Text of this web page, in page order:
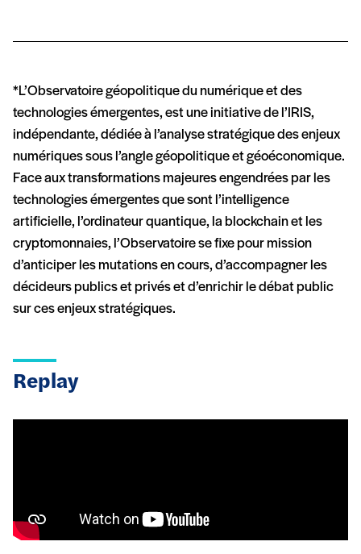
*L’Observatoire géopolitique du numérique et des
technologies émergentes, est une initiative de l’IRIS,
indépendante, dédiée à l’analyse stratégique des enjeux
numériques sous l’angle géopolitique et géoéconomique.
Face aux transformations majeures engendrées par les
technologies émergentes que sont l’intelligence
artificielle, l’ordinateur quantique, la blockchain et les
cryptomonnaies, l’Observatoire se fixe pour mission
d’anticiper les mutations en cours, d’accompagner les
décideurs publics et privés et d’enrichir le débat public
sur ces enjeux stratégiques.
Replay